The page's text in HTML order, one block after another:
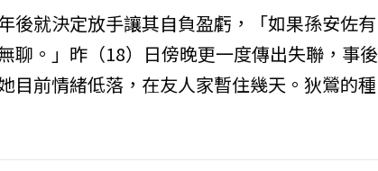
後就決定放手讓其自負盈虧，「如果孫安佐有
聊。」昨（18）日傍晚更一度傳出失聯，事後
目前情緒低落，在友人家暫住幾天。狄鶯的種